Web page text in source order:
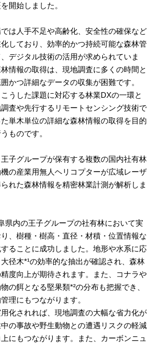
開始しました。
は人手不足や高齢化、安全性の確保など
しており、効率的かつ持続可能な森林管
デジタル技術の活用が求められていま
情報の取得は、現地調査に多くの時間と
かつ詳細なデータの収集が困難です。
うした課題に対応する林業DXの一環と
査や先行するリモートセンシング技術で
単木単位の詳細な森林情報の取得を目的
ものです。
子グループが保有する複数の国内社有林
の産業用無人ヘリコプターが広域レーザ
れた森林情報を精密林業計測が解析しま
県内の王子グループの社有林において実
、樹種・樹高・直径・材積・位置情報な
ることに成功しました。地形や水系に応
径木*¹の効率的な抽出が確認され、森林
度向上が期待されます。また、コナラや
の餌となる堅果類*²の分布も把握でき、
理にもつながります。
化されれば、現地調査の大幅な省力化が
の事故や野生動物との遭遇リスクの軽減
にもつながります。また、カーボンニュ